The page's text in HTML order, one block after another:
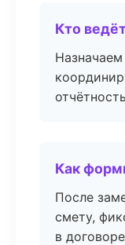
Кто
Как
После
смету,
в